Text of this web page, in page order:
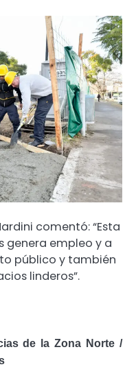
comentó: “Esta
genera empleo y a
público y también
linderos”.
de la Zona Norte /